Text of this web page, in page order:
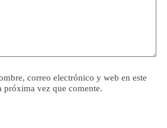
correo electrónico y web en este
próxima vez que comente.